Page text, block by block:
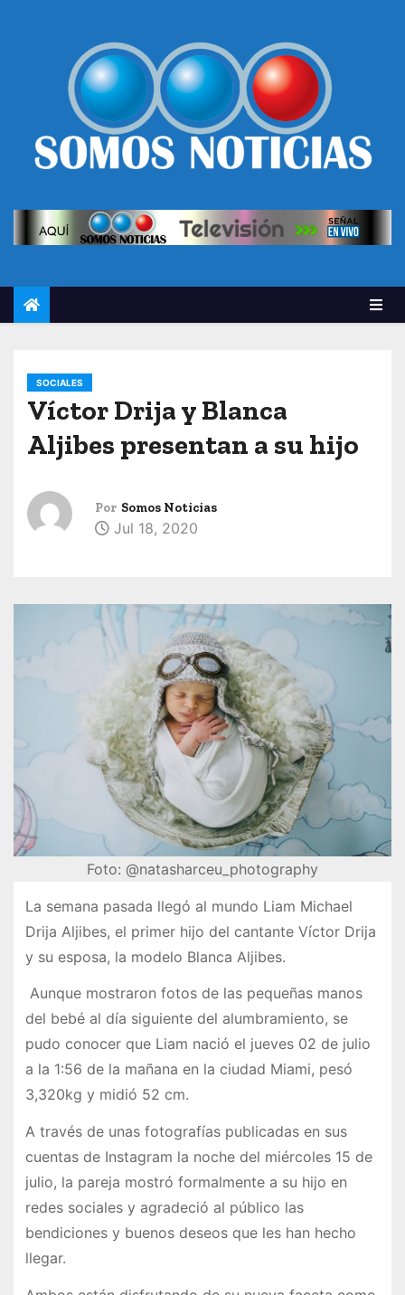
SOCIALES
Víctor Drija y Blanca
Aljibes presentan a su hijo
Por Somos Noticias
Jul 18, 2020
Foto: @natasharceu_photography
La semana pasada llegó al mundo Liam Michael
Drija Aljibes, el primer hijo del cantante Víctor Drija
y su esposa, la modelo Blanca Aljibes.
Aunque mostraron fotos de las pequeñas manos
del bebé al día siguiente del alumbramiento, se
pudo conocer que Liam nació el jueves 02 de julio
a la 1:56 de la mañana en la ciudad Miami, pesó
3,320kg y midió 52 cm.
A través de unas fotografías publicadas en sus
cuentas de Instagram la noche del miércoles 15 de
julio, la pareja mostró formalmente a su hijo en
redes sociales y agradeció al público las
bendiciones y buenos deseos que les han hecho
llegar.